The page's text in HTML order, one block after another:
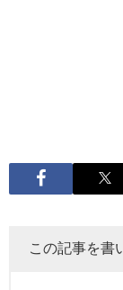
この記事を書